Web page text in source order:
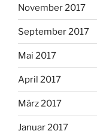
November 2017
September 2017
Mai 2017
April 2017
März 2017
Januar 2017